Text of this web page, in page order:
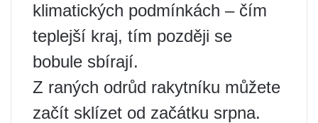
klimatických podmínkách – čím
teplejší kraj, tím později se
bobule sbírají.
Z raných odrůd rakytníku můžete
začít sklízet od začátku srpna.